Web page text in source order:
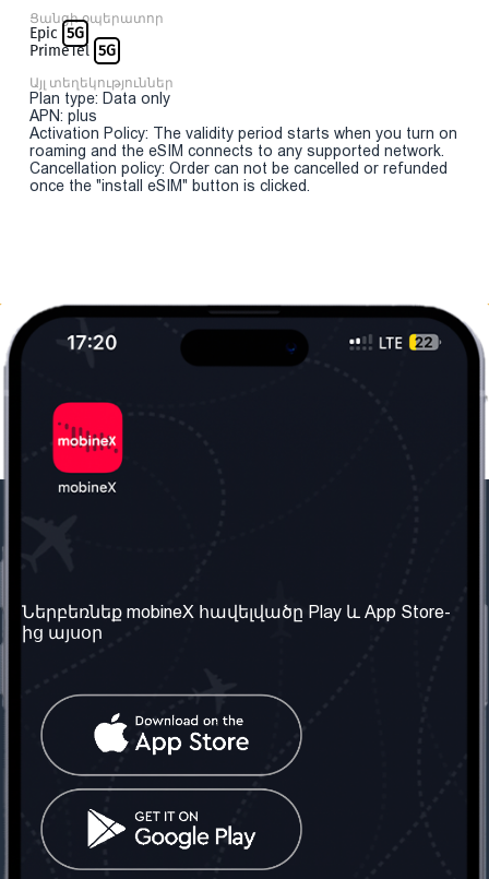
Ցանցի օպերատոր
Epic 5G
PrimeTel 5G
Այլ տեղեկություններ
Plan type: Data only
APN: plus
Activation Policy: The validity period starts when you turn on
roaming and the eSIM connects to any supported network.
Cancellation policy: Order can not be cancelled or refunded
once the "install eSIM" button is clicked.
Մեր մասին
Մեր ծառայությունները
Պայմաններ և դրույթներ
Հաճախ տրվող հարցեր
Կապ մեզ հետ
Միացյալ
Թագավորություն: Մենք
գործընկեր ենք
փնտրում
Տարածել
սոցիալական
ցանցում
Ներբեռնեք mobineX հավելվածը Play և App Store-
ից այսօր